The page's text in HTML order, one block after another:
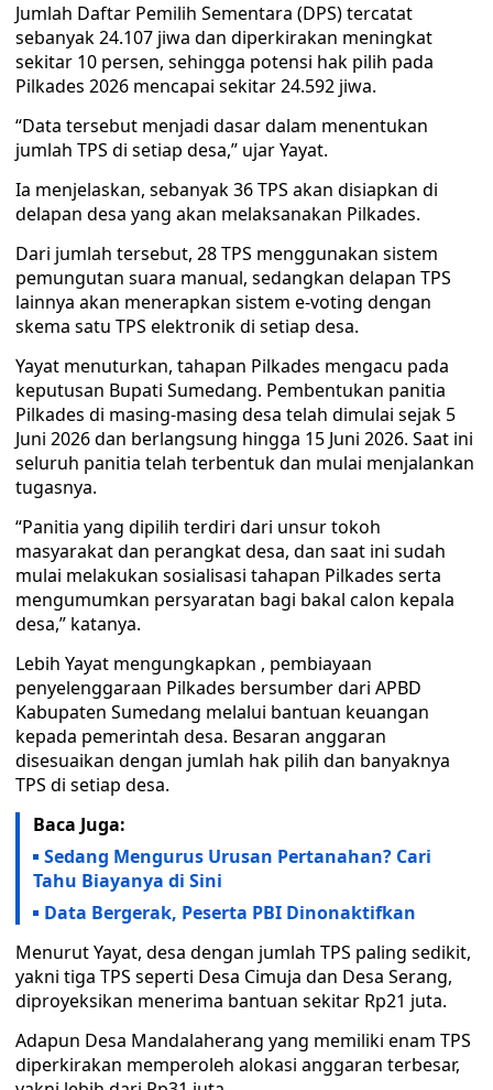
Jumlah Daftar Pemilih Sementara (DPS) tercatat
sebanyak 24.107 jiwa dan diperkirakan meningkat
sekitar 10 persen, sehingga potensi hak pilih pada
Pilkades 2026 mencapai sekitar 24.592 jiwa.
“Data tersebut menjadi dasar dalam menentukan
jumlah TPS di setiap desa,” ujar Yayat.
Ia menjelaskan, sebanyak 36 TPS akan disiapkan di
delapan desa yang akan melaksanakan Pilkades.
Dari jumlah tersebut, 28 TPS menggunakan sistem
pemungutan suara manual, sedangkan delapan TPS
lainnya akan menerapkan sistem e-voting dengan
skema satu TPS elektronik di setiap desa.
Yayat menuturkan, tahapan Pilkades mengacu pada
keputusan Bupati Sumedang. Pembentukan panitia
Pilkades di masing-masing desa telah dimulai sejak 5
Juni 2026 dan berlangsung hingga 15 Juni 2026. Saat ini
seluruh panitia telah terbentuk dan mulai menjalankan
tugasnya.
“Panitia yang dipilih terdiri dari unsur tokoh
masyarakat dan perangkat desa, dan saat ini sudah
mulai melakukan sosialisasi tahapan Pilkades serta
mengumumkan persyaratan bagi bakal calon kepala
desa,” katanya.
Lebih Yayat mengungkapkan , pembiayaan
penyelenggaraan Pilkades bersumber dari APBD
Kabupaten Sumedang melalui bantuan keuangan
kepada pemerintah desa. Besaran anggaran
disesuaikan dengan jumlah hak pilih dan banyaknya
TPS di setiap desa.
Baca Juga:
Sedang Mengurus Urusan Pertanahan? Cari
Tahu Biayanya di Sini
Data Bergerak, Peserta PBI Dinonaktifkan
Menurut Yayat, desa dengan jumlah TPS paling sedikit,
yakni tiga TPS seperti Desa Cimuja dan Desa Serang,
diproyeksikan menerima bantuan sekitar Rp21 juta.
Adapun Desa Mandalaherang yang memiliki enam TPS
diperkirakan memperoleh alokasi anggaran terbesar,